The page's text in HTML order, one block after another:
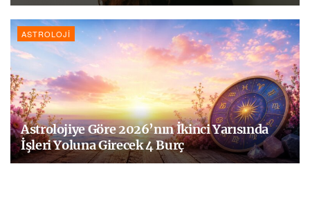
ASTROLOJI
Astrolojiye Göre 2026’nın İkinci Yarısında
İşleri Yoluna Girecek 4 Burç